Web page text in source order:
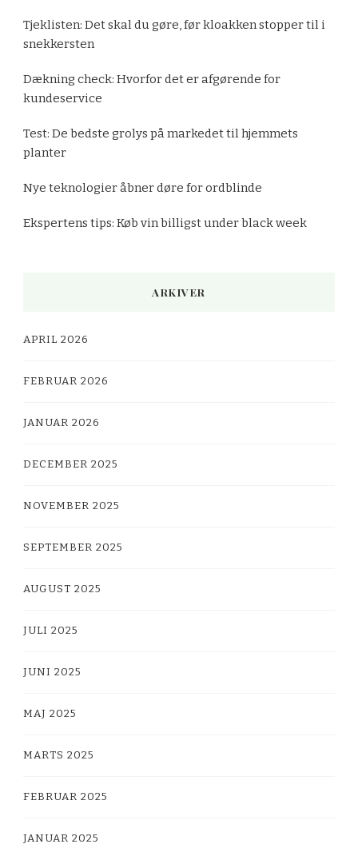
Tjeklisten: Det skal du gøre, før kloakken stopper til i
snekkersten
Dækning check: Hvorfor det er afgørende for
kundeservice
Test: De bedste grolys på markedet til hjemmets
planter
Nye teknologier åbner døre for ordblinde
Ekspertens tips: Køb vin billigst under black week
ARKIVER
APRIL 2026
FEBRUAR 2026
JANUAR 2026
DECEMBER 2025
NOVEMBER 2025
SEPTEMBER 2025
AUGUST 2025
JULI 2025
JUNI 2025
MAJ 2025
MARTS 2025
FEBRUAR 2025
JANUAR 2025